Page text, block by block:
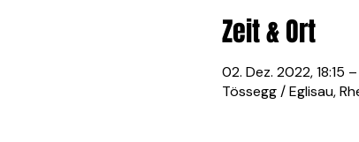
Zeit & Ort
02. Dez. 2022, 18:15
Tössegg / Eglisau,